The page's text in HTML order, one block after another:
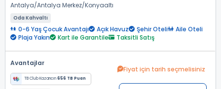
Antalya Antalya Merkez Konyaaltı
Oda Kahvaltı
0-6 Yaş Çocuk Avantajı Açık Havuz Şehir Oteli
Aile Oteli
Plaja Yakın
Kart ile Garantile Taksitli Satış
Avantajlar
TB Club Kazancın656 TB Puan
Fiyat için tarih seçmelisiniz